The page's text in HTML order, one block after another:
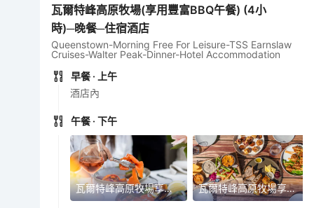
瓦爾特峰高原牧場(享用豐富BBQ午餐) (4小
時)─晚餐─住宿酒店
Queenstown-Morning Free For Leisure-TSS Earnslaw
Cruises-Walter Peak-Dinner-Hotel Accommodation
早餐 · 上午
酒店內
午餐 · 下午
瓦爾特峰高原牧場享用豐富BBQ午餐 瓦爾特峰高原牧場享用豐富BBQ午餐